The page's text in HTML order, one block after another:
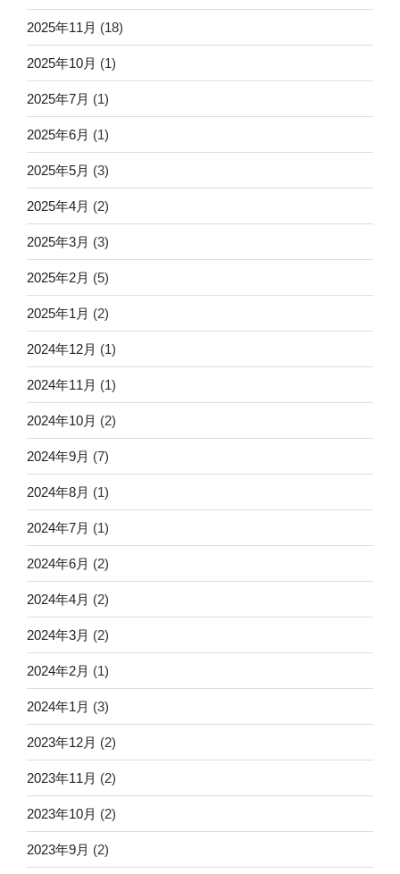
2025年11月 (18)
2025年10月 (1)
2025年7月 (1)
2025年6月 (1)
2025年5月 (3)
2025年4月 (2)
2025年3月 (3)
2025年2月 (5)
2025年1月 (2)
2024年12月 (1)
2024年11月 (1)
2024年10月 (2)
2024年9月 (7)
2024年8月 (1)
2024年7月 (1)
2024年6月 (2)
2024年4月 (2)
2024年3月 (2)
2024年2月 (1)
2024年1月 (3)
2023年12月 (2)
2023年11月 (2)
2023年10月 (2)
2023年9月 (2)